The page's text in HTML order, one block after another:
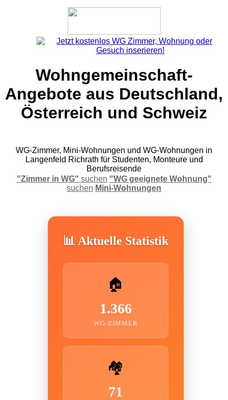
Wohngemeinschaft-
Angebote aus Deutschland,
Österreich und Schweiz
WG-Zimmer, Mini-Wohnungen und WG-Wohnungen in
Langenfeld Richrath für Studenten, Monteure und
Berufsreisende
"Zimmer in WG" suchen "WG geeignete Wohnung"
suchen Mini-Wohnungen
📊 Aktuelle Statistik
🏠
1.366
WG-ZIMMER
🏘️
71